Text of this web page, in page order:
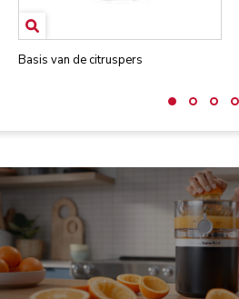
Basis van de citruspers